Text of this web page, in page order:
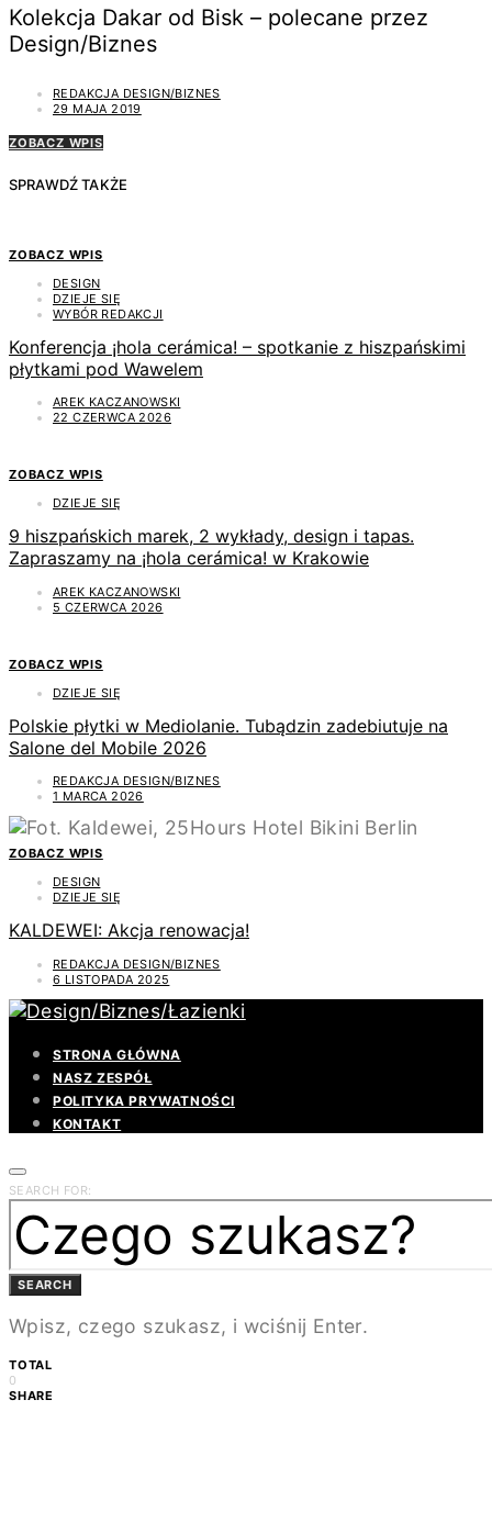
Kolekcja Dakar od Bisk – polecane przez
Design/Biznes
REDAKCJA DESIGN/BIZNES
29 MAJA 2019
ZOBACZ WPIS
SPRAWDŹ TAKŻE
ZOBACZ WPIS
DESIGN
DZIEJE SIĘ
WYBÓR REDAKCJI
Konferencja ¡hola cerámica! – spotkanie z hiszpańskimi
płytkami pod Wawelem
AREK KACZANOWSKI
22 CZERWCA 2026
ZOBACZ WPIS
DZIEJE SIĘ
9 hiszpańskich marek, 2 wykłady, design i tapas.
Zapraszamy na ¡hola cerámica! w Krakowie
AREK KACZANOWSKI
5 CZERWCA 2026
ZOBACZ WPIS
DZIEJE SIĘ
Polskie płytki w Mediolanie. Tubądzin zadebiutuje na
Salone del Mobile 2026
REDAKCJA DESIGN/BIZNES
1 MARCA 2026
ZOBACZ WPIS
DESIGN
DZIEJE SIĘ
KALDEWEI: Akcja renowacja!
REDAKCJA DESIGN/BIZNES
6 LISTOPADA 2025
STRONA GŁÓWNA
NASZ ZESPÓŁ
POLITYKA PRYWATNOŚCI
KONTAKT
SEARCH FOR:
SEARCH
Wpisz, czego szukasz, i wciśnij Enter.
TOTAL
0
SHARE